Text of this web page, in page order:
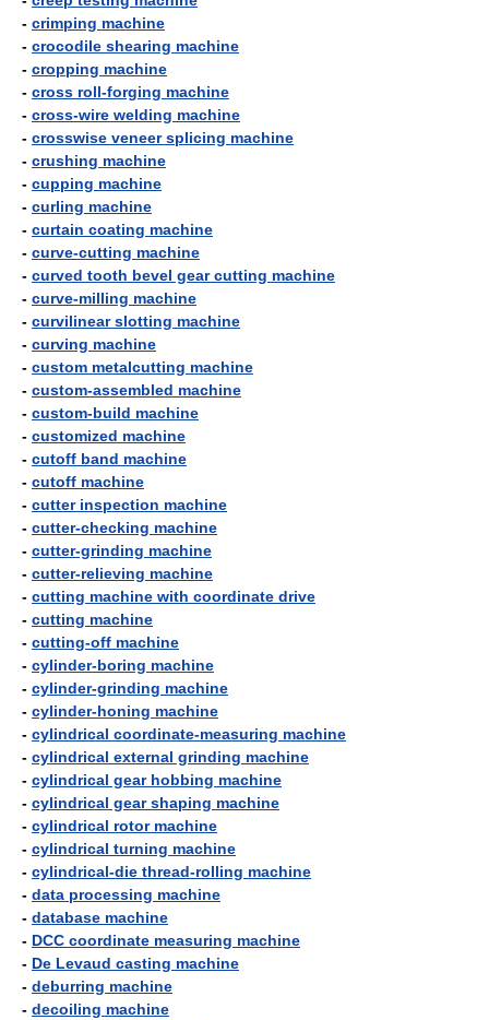
- crimping machine
- crocodile shearing machine
- cropping machine
- cross roll-forging machine
- cross-wire welding machine
- crosswise veneer splicing machine
- crushing machine
- cupping machine
- curling machine
- curtain coating machine
- curve-cutting machine
- curved tooth bevel gear cutting machine
- curve-milling machine
- curvilinear slotting machine
- curving machine
- custom metalcutting machine
- custom-assembled machine
- custom-build machine
- customized machine
- cutoff band machine
- cutoff machine
- cutter inspection machine
- cutter-checking machine
- cutter-grinding machine
- cutter-relieving machine
- cutting machine with coordinate drive
- cutting machine
- cutting-off machine
- cylinder-boring machine
- cylinder-grinding machine
- cylinder-honing machine
- cylindrical coordinate-measuring machine
- cylindrical external grinding machine
- cylindrical gear hobbing machine
- cylindrical gear shaping machine
- cylindrical rotor machine
- cylindrical turning machine
- cylindrical-die thread-rolling machine
- data processing machine
- database machine
- DCC coordinate measuring machine
- De Levaud casting machine
- deburring machine
- decoiling machine